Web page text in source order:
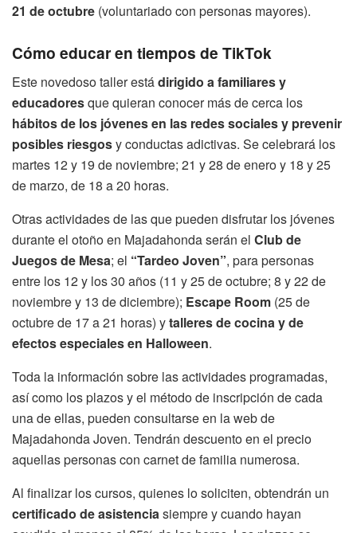
21 de octubre (voluntariado con personas mayores).
Cómo educar en tiempos de TikTok
Este novedoso taller estádirigido a familiares y
educadoresque quieran conocer más de cerca los
hábitos de los jóvenes en las redes sociales y prevenir
posibles riesgosy conductas adictivas. Se celebrará los
martes 12 y 19 de noviembre; 21 y 28 de enero y 18 y 25
de marzo, de 18 a 20 horas.
Otras actividades de las que pueden disfrutar los jóvenes
durante el otoño en Majadahonda serán el Club de
Juegos de Mesa; el “Tardeo Joven”, para personas
entre los 12 y los 30 años (11 y 25 de octubre; 8 y 22 de
noviembre y 13 de diciembre); Escape Room (25 de
octubre de 17 a 21 horas) ytalleres de cocina y de
efectos especiales en Halloween.
Toda la información sobre las actividades programadas,
así como los plazos y el método de inscripción de cada
una de ellas, pueden consultarse en la web de
Majadahonda Joven. Tendrán descuento en el precio
aquellas personas con carnet de familia numerosa.
Al finalizar los cursos, quienes lo soliciten, obtendrán un
certificado de asistenciasiempre y cuando hayan